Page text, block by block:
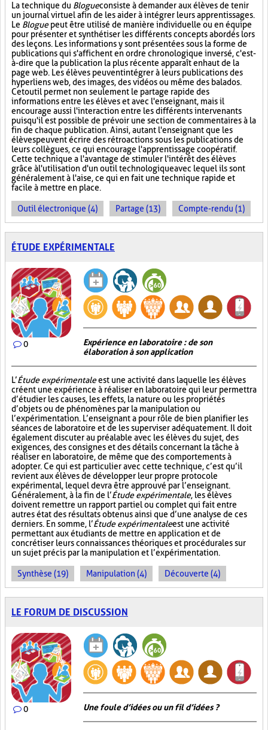
La technique du Blogueconsiste à demander aux élèves de tenir
un journal virtuel afin de les aider à intégrer leurs apprentissages.
Le Bloguepeut être utilisé de manière individuelle ou en équipe
pour présenter et synthétiser les différents concepts abordés lors
des leçons. Les informations y sont présentées sous la forme de
publications qui s'affichent en ordre chronologique inversé, c'est-
à-dire que la publication la plus récente apparaît en haut de la
page web. Les élèves peuvent intégrer à leurs publications des
hyperliens web, des images, des vidéos ou même des balados.
Cet outil permet non seulement le partage rapide des
informations entre les élèves et avec l'enseignant, mais il
encourage aussi l'interaction entre les différents intervenants
puisqu'il est possible de prévoir une section de commentaires à la
fin de chaque publication. Ainsi, autant l'enseignant que les
élèves peuvent écrire des rétroactions sous les publications de
leurs collègues, ce qui encourage l'apprentissage coopératif.
Cette technique a l'avantage de stimuler l'intérêt des élèves
grâce à l'utilisation d'un outil technologique avec lequel ils sont
généralement à l'aise, ce qui en fait une technique rapide et
facile à mettre en place.
Outil électronique (4) Partage (13) Compte-rendu (1)
ÉTUDE EXPÉRIMENTALE
0
Expérience en laboratoire : de son
élaboration à son application
L’Étude expérimentaleest une activité dans laquelle les élèves
créent une expérience à réaliser en laboratoire qui leur permettra
d’étudier les causes, les effets, la nature ou les propriétés
d’objets ou de phénomènes par la manipulation ou
l’expérimentation. L’enseignant a pour rôle de bien planifier les
séances de laboratoire et de les superviser adéquatement. Il doit
également discuter au préalable avec les élèves du sujet, des
exigences, des consignes et des détails concernant la tâche à
réaliser en laboratoire, de même que des comportements à
adopter. Ce qui est particulier avec cette technique, c’est qu’il
revient aux élèves de développer leur propre protocole
expérimental, lequel devra être approuvé par l’enseignant.
Généralement, à la fin de l’Étude expérimentale, les élèves
doivent remettre un rapport partiel ou complet qui fait entre
autres état des résultats obtenus ainsi que d’une analyse de ces
derniers. En somme, l’Étude expérimentaleest une activité
permettant aux étudiants de mettre en application et de
concrétiser leurs connaissances théoriques et procédurales sur
un sujet précis par la manipulation et l’expérimentation.
Synthèse (19) Manipulation (4) Découverte (4)
LE FORUM DE DISCUSSION
0 Une foule d’idées ou un fil d’idées ?